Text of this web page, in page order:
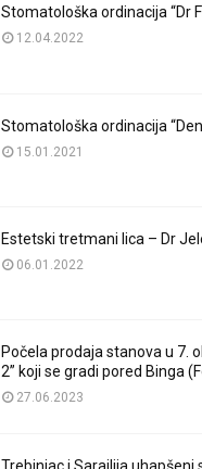
Stomatološka ordinacija “Dr
12.04.2022
Stomatološka ordinacija
15.01.2021
Estetski tretmani lica – Dr
06.01.2022
Počela prodaja stanova u 7.
2” koji se gradi pored Binga
27.06.2023
Trebinjac i Sarajlija uhapšeni